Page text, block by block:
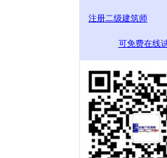
注册二级建筑师
可免费在线